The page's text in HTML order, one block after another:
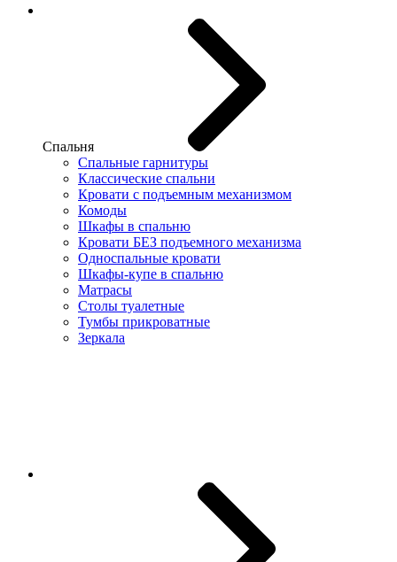
Спальня
Спальные гарнитуры
Классические спальни
Кровати с подъемным механизмом
Комоды
Шкафы в спальню
Кровати БЕЗ подъемного механизма
Односпальные кровати
Шкафы-купе в спальню
Матрасы
Столы туалетные
Тумбы прикроватные
Зеркала